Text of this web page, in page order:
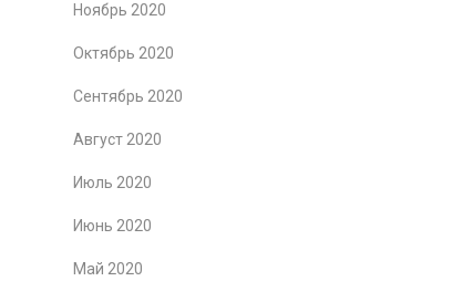
Ноябрь 2020
Октябрь 2020
Сентябрь 2020
Август 2020
Июль 2020
Июнь 2020
Май 2020